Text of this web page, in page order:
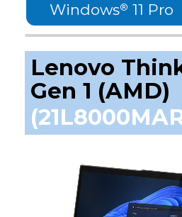
Windows® 11 Pro
Lenovo
Gen 1 (AMD)